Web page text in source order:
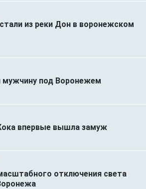
из реки Дон в воронежском
мужчину под Воронежем
впервые вышла замуж
отключения света